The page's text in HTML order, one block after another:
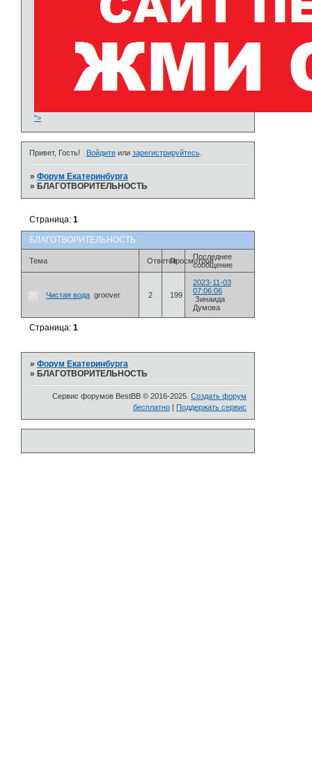
">
Привет, Гость! Войдитеили зарегистрируйтесь.
»Форум Екатеринбурга
» БЛАГОТВОРИТЕЛЬНОСТЬ
БЛАГОТВОРИТЕЛЬНОСТЬ
Страница:1
Тема ОтветовПросмотровПоследнее
сообщение
Чистая вода groover 2 199
2023-11-03
07:06:06
Зинаида
Думова
Страница:1
»Форум Екатеринбурга
» БЛАГОТВОРИТЕЛЬНОСТЬ
Сервис форумов BestBB © 2016-2025. Создать форум
бесплатно | Поддержать сервис